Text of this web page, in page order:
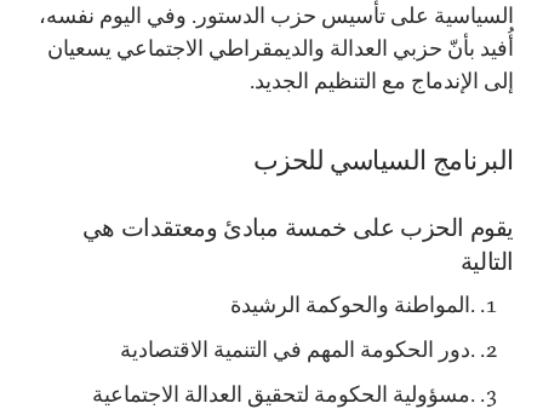
السياسية على تأسيس حزب الدستور. وفي اليوم نفسه،
أُفيد بأنّ حزبي العدالة والديمقراطي الاجتماعي يسعيان
إلى الإندماج مع التنظيم الجديد.
البرنامج السياسي للحزب
يقوم الحزب على خمسة مبادئ ومعتقدات هي
التالية
.المواطنة والحوكمة الرشيدة
.دور الحكومة المهم في التنمية الاقتصادية
.مسؤولية الحكومة لتحقيق العدالة الاجتماعية